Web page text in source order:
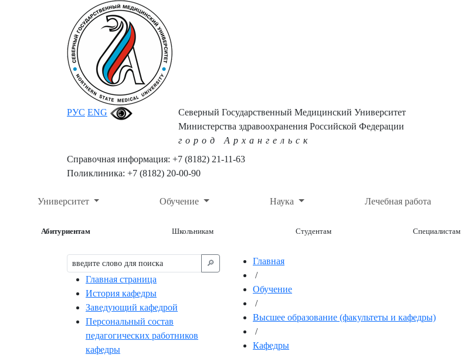
РУС ENG
Северный Государственный Медицинский Университет
Министерства здравоохранения Российской Федерации
город Архангельск
Справочная информация: +7 (8182) 21-11-63
Поликлиника: +7 (8182) 20-00-90
Университет Обучение Наука Лечебная работа
Абитуриентам Школьникам Студентам Специалистам
🔎︎
Главная страница
История кафедры
Заведующий кафедрой
Персональный состав
педагогических работников
кафедры
Главная
/
Обучение
/
Высшее образование (факультеты и кафедры)
/
Кафедры